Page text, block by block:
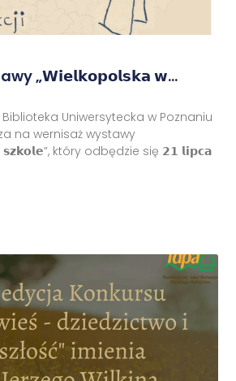
„𝗪𝗶𝗲𝗹𝗸𝗼𝗽𝗼𝗹𝘀𝗸𝗮 𝘄…
Uniwersytecka w Poznaniu
na wernisaż wystawy
który odbędzie się 𝟮𝟭 𝗹𝗶𝗽𝗰𝗮